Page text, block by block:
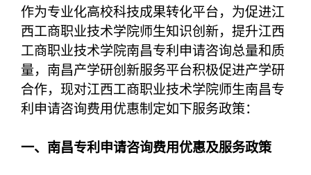
作为专业化高校科技成果转化平台，为促进江
西工商职业技术学院师生知识创新，提升江西
工商职业技术学院南昌专利申请咨询总量和质
量，南昌产学研创新服务平台积极促进产学研
合作，现对江西工商职业技术学院师生南昌专
利申请咨询费用优惠制定如下服务政策：
一、南昌专利申请咨询费用优惠及服务政策